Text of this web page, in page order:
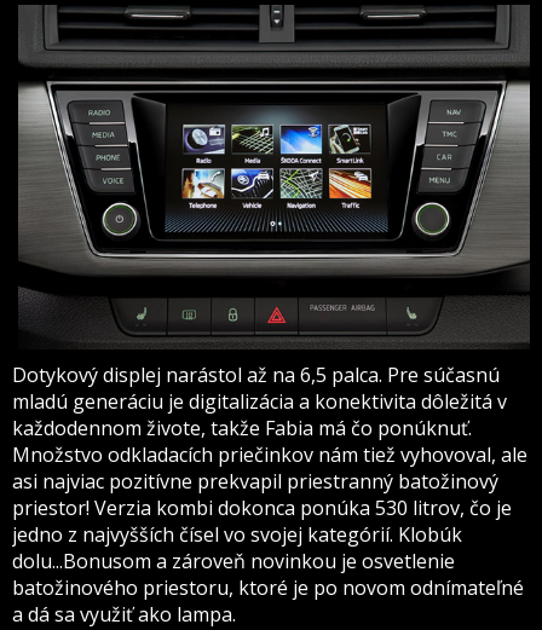
Dotykový displej narástol až na 6,5 palca. Pre súčasnú
mladú generáciu je digitalizácia a konektivita dôležitá v
každodennom živote, takže Fabia má čo ponúknuť.
Množstvo odkladacích priečinkov nám tiež vyhovoval, ale
asi najviac pozitívne prekvapil priestranný batožinový
priestor! Verzia kombi dokonca ponúka 530 litrov, čo je
jedno z najvyšších čísel vo svojej kategórií. Klobúk
dolu...Bonusom a zároveň novinkou je osvetlenie
batožinového priestoru, ktoré je po novom odnímateľné
a dá sa využiť ako lampa.